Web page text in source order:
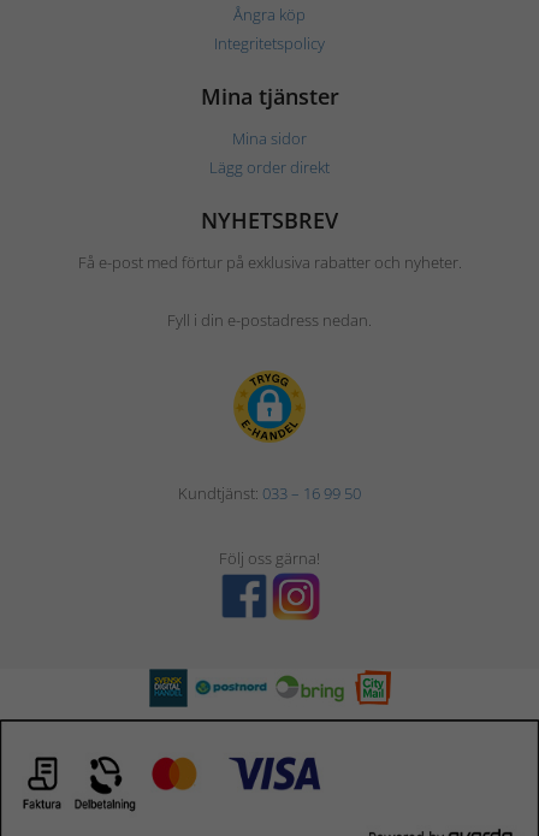
Ångra köp
Integritetspolicy
Mina tjänster
Mina sidor
Lägg order direkt
NYHETSBREV
Få e-post med förtur på exklusiva rabatter och nyheter.
Fyll i din e-postadress nedan.
Kundtjänst: 033 – 16 99 50
Följ oss gärna!